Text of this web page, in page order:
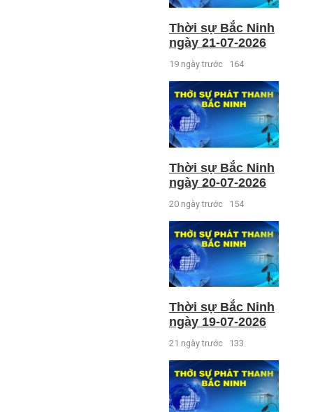
Thời sự Bắc Ninh
ngày 21-07-2026
19 ngày trước 164
Thời sự Bắc Ninh
ngày 20-07-2026
20 ngày trước 154
Thời sự Bắc Ninh
ngày 19-07-2026
21 ngày trước 133